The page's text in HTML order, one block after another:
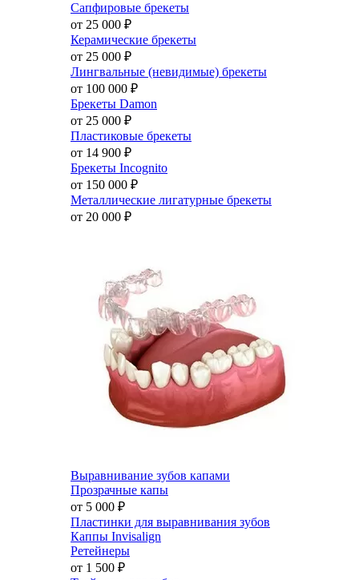
Сапфировые брекеты
от 25 000 ₽
Керамические брекеты
от 25 000 ₽
Лингвальные (невидимые) брекеты
от 100 000 ₽
Брекеты Damon
от 25 000 ₽
Пластиковые брекеты
от 14 900 ₽
Брекеты Incognito
от 150 000 ₽
Металлические лигатурные брекеты
от 20 000 ₽
Выравнивание зубов капами
Прозрачные капы
от 5 000 ₽
Пластинки для выравнивания зубов
Каппы Invisalign
Ретейнеры
от 1 500 ₽